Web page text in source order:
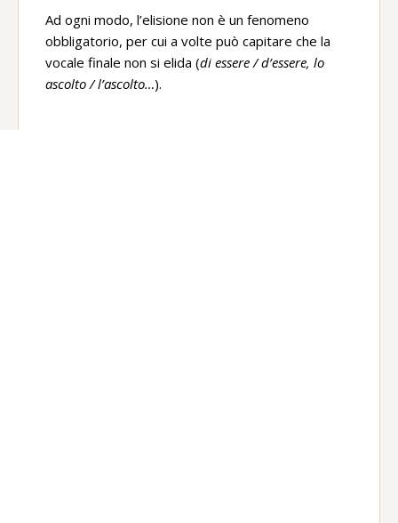
Ad ogni modo, l’elisione non è un fenomeno
obbligatorio, per cui a volte può capitare che la
vocale finale non si elida (di essere / d’essere, lo
ascolto / l’ascolto…).